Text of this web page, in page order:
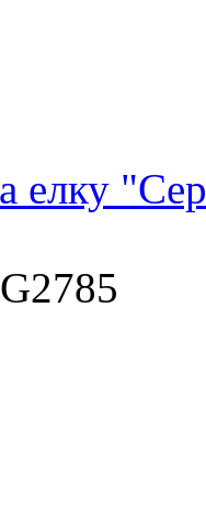
елку